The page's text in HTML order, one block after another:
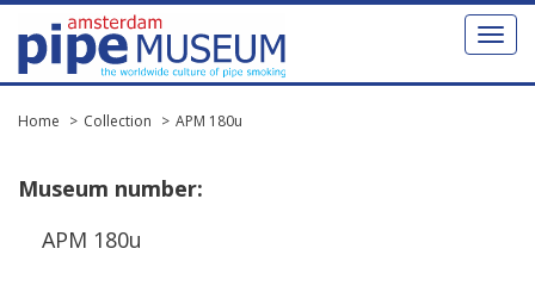
Toggle
Home Collection APM 180u
Museum number:
APM 180u